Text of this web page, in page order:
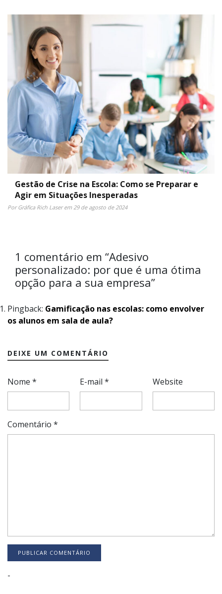
Gestão de Crise na Escola: Como se Preparar e
Agir em Situações Inesperadas
Por Gráfica Rich Laser em 29 de agosto de 2024
1 comentário em “Adesivo
personalizado: por que é uma ótima
opção para a sua empresa”
Pingback: Gamificação nas escolas: como envolver
os alunos em sala de aula?
DEIXE UM COMENTÁRIO
Nome * E-mail* Website
Comentário *
-